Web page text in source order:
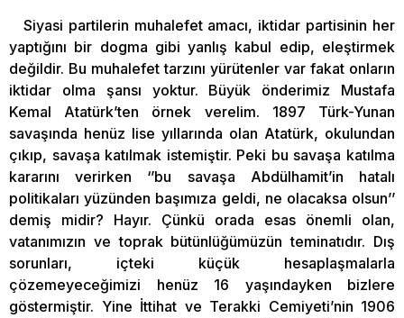
Siyasi partilerin muhalefet amacı, iktidar partisinin her
yaptığını bir dogma gibi yanlış kabul edip, eleştirmek
değildir. Bu muhalefet tarzını yürütenler var fakat onların
iktidar olma şansı yoktur. Büyük önderimiz Mustafa
Kemal Atatürk’ten örnek verelim. 1897 Türk-Yunan
savaşında henüz lise yıllarında olan Atatürk, okulundan
çıkıp, savaşa katılmak istemiştir. Peki bu savaşa katılma
kararını verirken ‘’bu savaşa Abdülhamit’in hatalı
politikaları yüzünden başımıza geldi, ne olacaksa olsun’’
demiş midir? Hayır. Çünkü orada esas önemli olan,
vatanımızın ve toprak bütünlüğümüzün teminatıdır. Dış
sorunları, içteki küçük hesaplaşmalarla
çözemeyeceğimizi henüz 16 yaşındayken bizlere
göstermiştir. Yine İttihat ve Terakki Cemiyeti’nin 1906